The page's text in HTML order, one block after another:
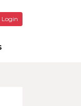
Login